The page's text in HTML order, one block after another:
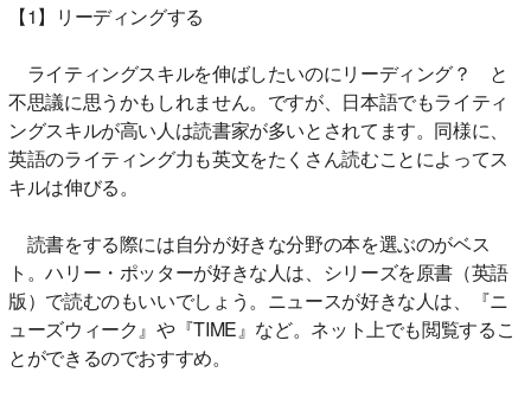
【1】リーディングする
ライティングスキルを伸ばしたいのにリーディング？ と
不思議に思うかもしれません。ですが、日本語でもライティ
ングスキルが高い人は読書家が多いとされてます。同様に、
英語のライティング力も英文をたくさん読むことによってス
キルは伸びる。
読書をする際には自分が好きな分野の本を選ぶのがベス
ト。ハリー・ポッターが好きな人は、シリーズを原書（英語
版）で読むのもいいでしょう。ニュースが好きな人は、『ニ
ューズウィーク』や『TIME』など。ネット上でも閲覧するこ
とができるのでおすすめ。